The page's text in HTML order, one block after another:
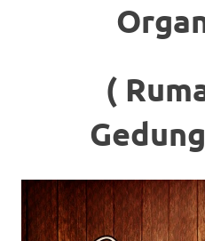
https://
go
to
(